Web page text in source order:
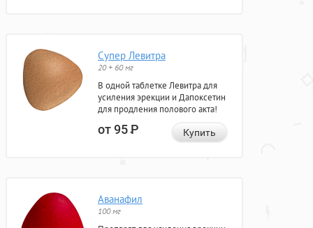
Супер Левитра
20 + 60 мг
В одной таблетке Левитра для
усиления эрекции и Дапоксетин
для продления полового акта!
от 95Р Купить
Аванафил
100 мг